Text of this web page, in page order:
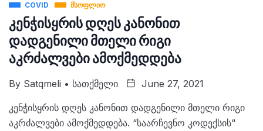
COVID ᲛᲡᲝᲤᲚᲘᲝ
კენჭისყრის დღეს კანონით
დადგენილი მთელი რიგი
აკრძალვები ამოქმედდება
By Satqmeli • Სათქმელი June 27, 2021
კენჭისყრის დღეს კანონით დადგენილი მთელი რიგი
აკრძალვები ამოქმედდება. “საარჩევნო კოდექსის“